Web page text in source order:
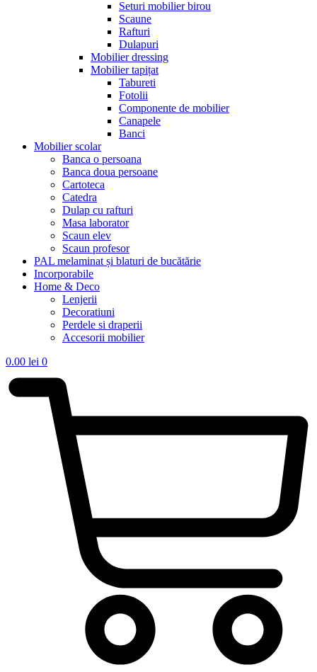
Seturi mobilier birou
Scaune
Rafturi
Dulapuri
Mobilier dressing
Mobilier tapițat
Tabureti
Fotolii
Componente de mobilier
Canapele
Banci
Mobilier scolar
Banca o persoana
Banca doua persoane
Cartoteca
Catedra
Dulap cu rafturi
Masa laborator
Scaun elev
Scaun profesor
PAL melaminat și blaturi de bucătărie
Incorporabile
Home & Deco
Lenjerii
Decoratiuni
Perdele si draperii
Accesorii mobilier
0.00 lei 0